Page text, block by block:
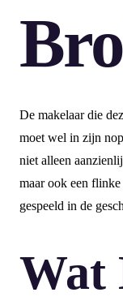
De makelaar die
moet wel in zijn
niet alleen
maar ook een
gespeeld in de
Wat